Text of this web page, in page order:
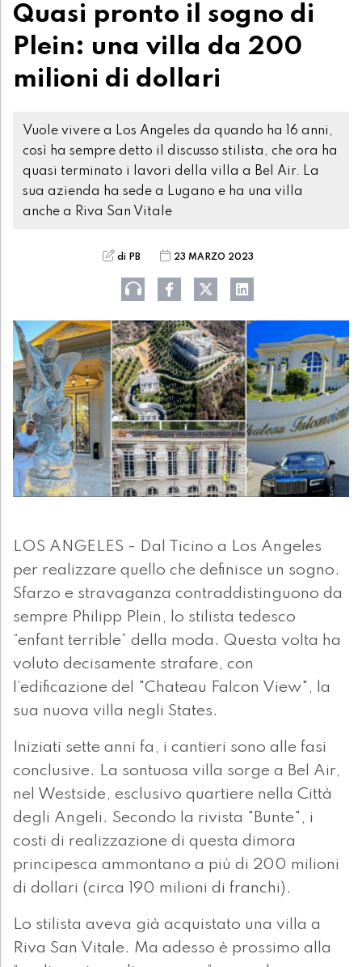
Quasi pronto il sogno di
Plein: una villa da 200
milioni di dollari
Vuole vivere a Los Angeles da quando ha 16 anni,
così ha sempre detto il discusso stilista, che ora ha
quasi terminato i lavori della villa a Bel Air. La
sua azienda ha sede a Lugano e ha una villa
anche a Riva San Vitale
di PB 23 MARZO 2023
LOS ANGELES - Dal Ticino a Los Angeles
per realizzare quello che definisce un sogno.
Sfarzo e stravaganza contraddistinguono da
sempre Philipp Plein, lo stilista tedesco
“enfant terrible” della moda. Questa volta ha
voluto decisamente strafare, con
l’edificazione del "Chateau Falcon View", la
sua nuova villa negli States.
Iniziati sette anni fa, i cantieri sono alle fasi
conclusive. La sontuosa villa sorge a Bel Air,
nel Westside, esclusivo quartiere nella Città
degli Angeli. Secondo la rivista "Bunte", i
costi di realizzazione di questa dimora
principesca ammontano a più di 200 milioni
di dollari (circa 190 milioni di franchi).
Lo stilista aveva già acquistato una villa a
Riva San Vitale. Ma adesso è prossimo alla